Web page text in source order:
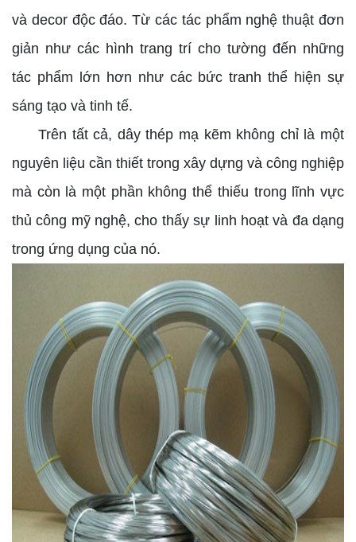
và decor độc đáo. Từ các tác phẩm nghệ thuật đơn
giản như các hình trang trí cho tường đến những
tác phẩm lớn hơn như các bức tranh thể hiện sự
sáng tạo và tinh tế.
Trên tất cả, dây thép mạ kẽm không chỉ là một
nguyên liệu cần thiết trong xây dựng và công nghiệp
mà còn là một phần không thể thiếu trong lĩnh vực
thủ công mỹ nghệ, cho thấy sự linh hoạt và đa dạng
trong ứng dụng của nó.